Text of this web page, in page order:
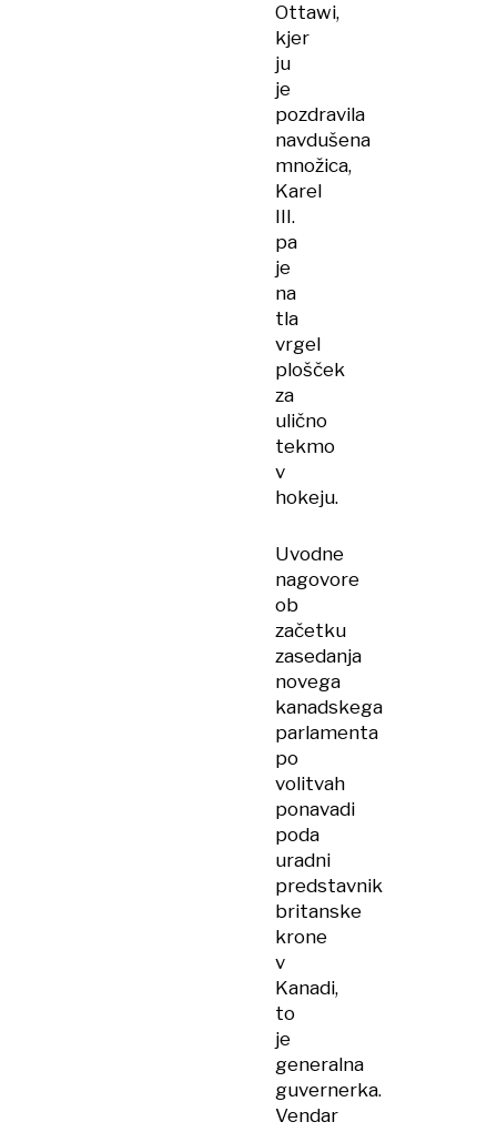
Ottawi,
kjer
ju
je
pozdravila
navdušena
množica,
Karel
III.
pa
je
na
tla
vrgel
plošček
za
ulično
tekmo
v
hokeju.
Uvodne
nagovore
ob
začetku
zasedanja
novega
kanadskega
parlamenta
po
volitvah
ponavadi
poda
uradni
predstavnik
britanske
krone
v
Kanadi,
to
je
generalna
guvernerka.
Vendar